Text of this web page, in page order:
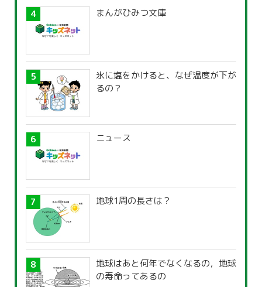
まんがひみつ文庫
氷に塩をかけると、なぜ温度が下が
るの？
ニュース
地球1周の長さは？
地球はあと何年でなくなるの，地球
の寿命ってあるの